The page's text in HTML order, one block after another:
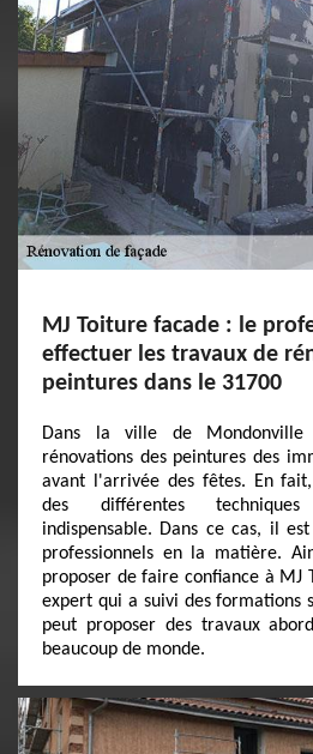
MJ Toiture facade : le
effectuer les travaux de
peintures dans le 31700
Dans la ville de
rénovations des peintures des
avant l'arrivée des fêtes. En
des différentes
indispensable. Dans ce cas, il
professionnels en la matière.
proposer de faire confiance à MJ
expert qui a suivi des formations
peut proposer des travaux
beaucoup de monde.